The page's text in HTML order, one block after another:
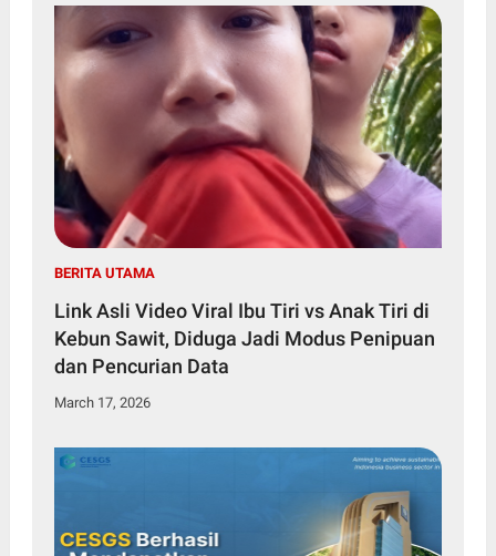
BERITA UTAMA
Link Asli Video Viral Ibu Tiri vs Anak Tiri di
Kebun Sawit, Diduga Jadi Modus Penipuan
dan Pencurian Data
March 17, 2026